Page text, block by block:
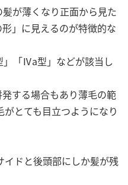
が薄くなり正面から見た
」に見えるのが特徴的な
「Ⅳa型」などが該当し
する場合もあり薄毛の範
とても目立つようになり
ドと後頭部にしか髪が残